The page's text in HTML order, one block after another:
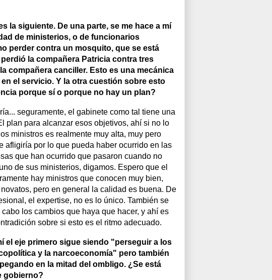
la siguiente. De una parte, se me hace a mí
de ministerios, o de funcionarios
perder contra un mosquito, que se está
la compañera Patricia contra tres
compañera canciller. Esto es una mecánica
el servicio. Y la otra cuestión sobre esto
porque sí o porque no hay un plan?
seguramente, el gabinete como tal tiene una
plan para alcanzar esos objetivos, ahí si no lo
ministros es realmente muy alta, muy pero
afligiría por lo que pueda haber ocurrido en las
que han ocurrido que pasaron cuando no
de sus ministerios, digamos. Espero que el
hay ministros que conocen muy bien,
pero en general la calidad es buena. De
el expertise, no es lo único. También se
los cambios que haya que hacer, y ahí es
sobre si esto es el ritmo adecuado.
el eje primero sigue siendo "perseguir a los
y la narcoeconomía" pero también
en la mitad del ombligo. ¿Se está
gobierno?